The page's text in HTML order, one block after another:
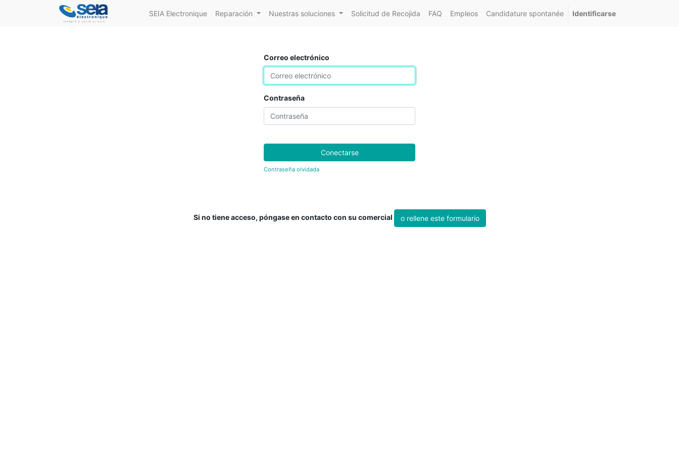
SEIA Electronique Reparación Nuestras soluciones Solicitud de Recojida FAQ Empleos Candidature spontanée Identificarse
Correo electrónico
Contraseña
Conectarse
Contraseña olvidada
Si no tiene acceso, póngase en contacto con su comercial o rellene este formulario